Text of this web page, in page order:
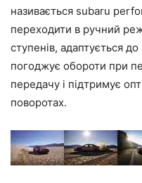
називається subaru
переходити в ручний
ступенів, адаптується
погоджує обороти при
передачу і підтримує
поворотах.